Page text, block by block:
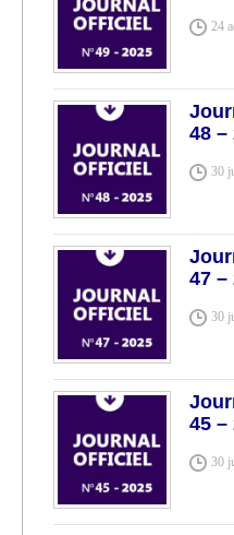
24
48 –
30
47 –
30
45 –
30